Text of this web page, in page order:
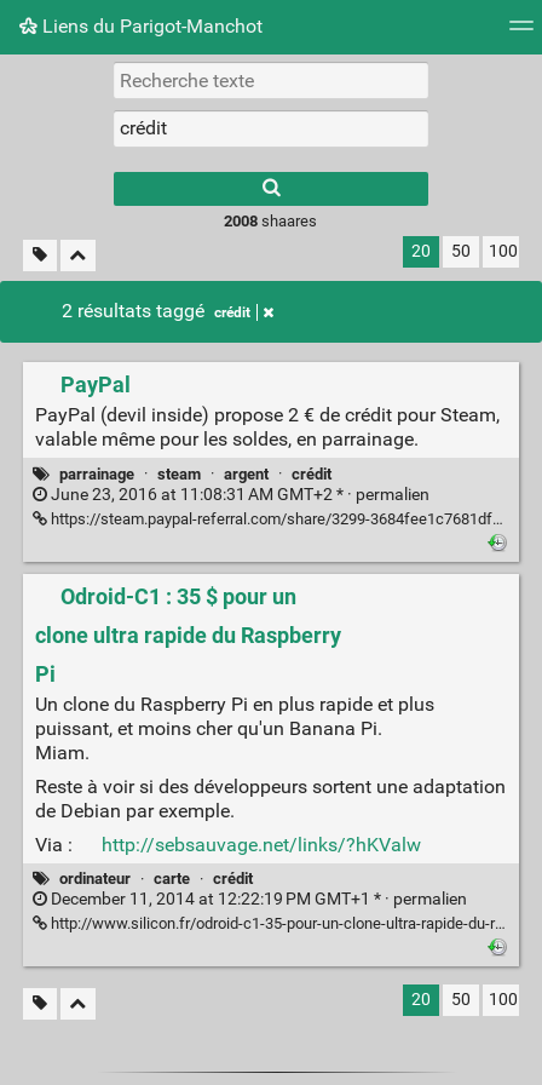
Liens du Parigot-Manchot
Nuage de tags Mur d'images
2008 shaares
20 50 100
2 résultats taggé crédit
PayPal
PayPal (devil inside) propose 2 € de crédit pour Steam,
valable même pour les soldes, en parrainage.
parrainage · steam · argent · crédit
June 23, 2016 at 11:08:31 AM GMT+2 * · permalien
https://steam.paypal-referral.com/share/3299-3684fee1c7681dfb?prov=link
Odroid-C1 : 35 $ pour un
clone ultra rapide du Raspberry
Pi
Un clone du Raspberry Pi en plus rapide et plus
puissant, et moins cher qu'un Banana Pi.
Miam.
Reste à voir si des développeurs sortent une adaptation
de Debian par exemple.
Via :
http://sebsauvage.net/links/?hKValw
ordinateur · carte · crédit
December 11, 2014 at 12:22:19 PM GMT+1 * · permalien
http://www.silicon.fr/odroid-c1-35-pour-un-clone-ultra-rapide-du-raspberry-pi-103983.html
20 50 100